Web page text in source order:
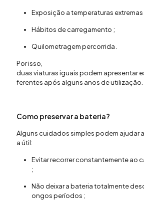
Exposição atemperaturas extremas
Hábitos decarregamento ;
Quilometragempercorrida
Porisso
duasviaturasiguaispodem apresentar
ferentes após alguns anos deutilização
Como preservara bateria?
Alguns cuidadossimplespodem ajudara
aútil:
Evitarrecorrerconstantementeao
;
Não deixarabateriatotalmente
ongosperíodos ;